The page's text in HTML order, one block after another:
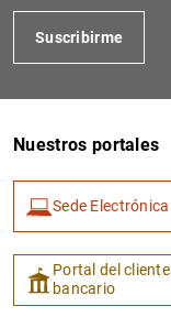
Suscribirme
Nuestros portales
Sede Electrónica
Portal del cliente
bancario